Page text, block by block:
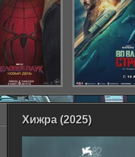
Хижра (2025)